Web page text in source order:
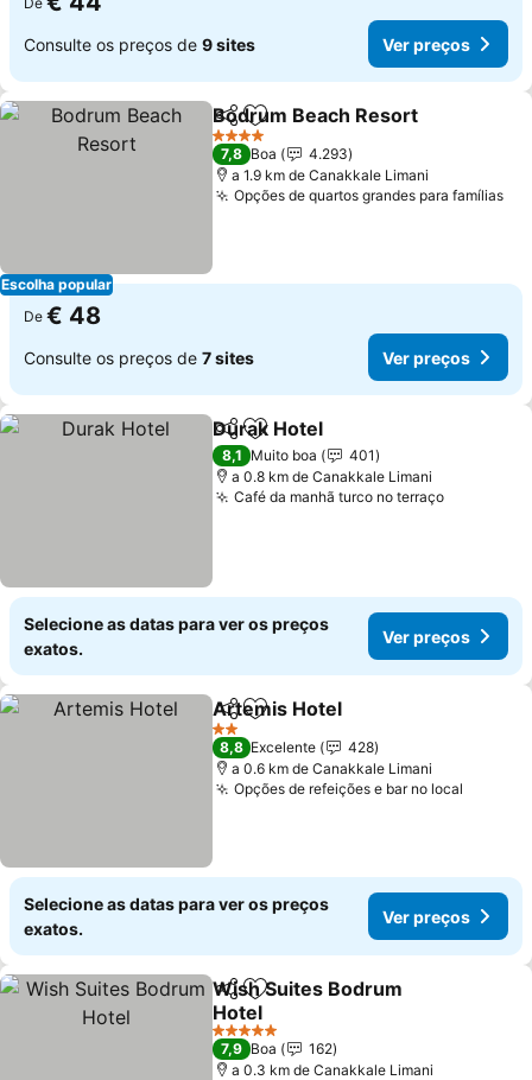
Consulte os preços de 9 sites Ver preços
Escolha popular
PartilharAdicionar aos favoritos
Bodrum Beach Resort
4 Estrelas
7,8 Boa
4.293
a 1.9 km de Canakkale Limani
Opções de quartos grandes para famílias
De € 48
Consulte os preços de 7 sites Ver preços
PartilharAdicionar aos favoritos
Durak Hotel
8,1 Muito boa
401
a 0.8 km de Canakkale Limani
Café da manhã turco no terraço
Selecione as datas para ver os preços
exatos.
Ver preços
PartilharAdicionar aos favoritos
Artemis Hotel
2 Estrelas
8,8 Excelente
428
a 0.6 km de Canakkale Limani
Opções de refeições e bar no local
Selecione as datas para ver os preços
exatos.
Ver preços
PartilharAdicionar aos favoritos
Wish Suites Bodrum
Hotel
5 Estrelas
7,9 Boa
162
a 0.3 km de Canakkale Limani